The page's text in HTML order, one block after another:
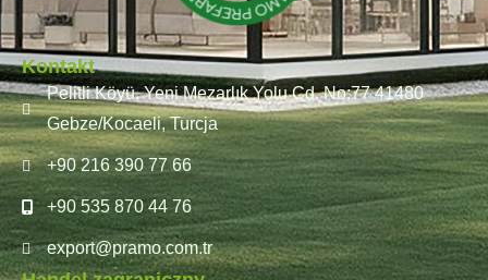
Kontakt
Pelitli Köyü, Yeni Mezarlık Yolu Cd. No:77 41480
Gebze/Kocaeli, Turcja
+90 216 390 77 66
+90 535 870 44 76
export@pramo.com.tr